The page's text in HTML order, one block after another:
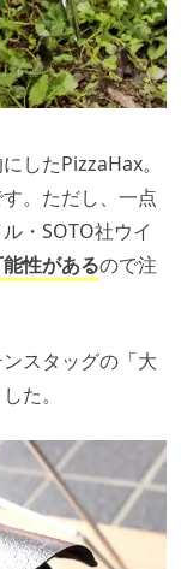
したPizzaHax。
。ただし、一点
・SOTO社ウイ
性があるので注
スタッグの「大
た。